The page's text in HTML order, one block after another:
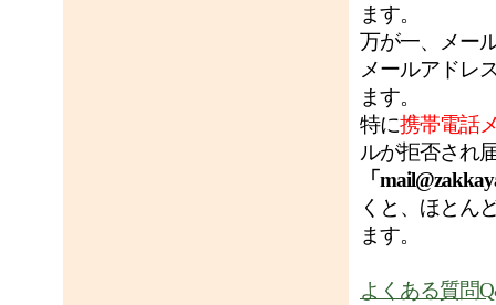
ます。
万が一、メー
メールアドレ
ます。
特に携帯電話
ルが拒否され
「
くと、ほとん
ます。
よくある質問